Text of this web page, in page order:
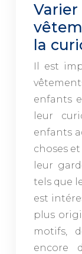
la
Il est
enfants
leur
enfants
choses
leur
tels que
est
plus
motifs,
encore